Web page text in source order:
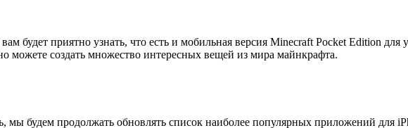
будет приятно узнать, что есть и мобильная версия Minecraft Pocket Edition
можете создать множество интересных вещей из мира майнкрафта.
будем продолжать обновлять список наиболее популярных приложений для